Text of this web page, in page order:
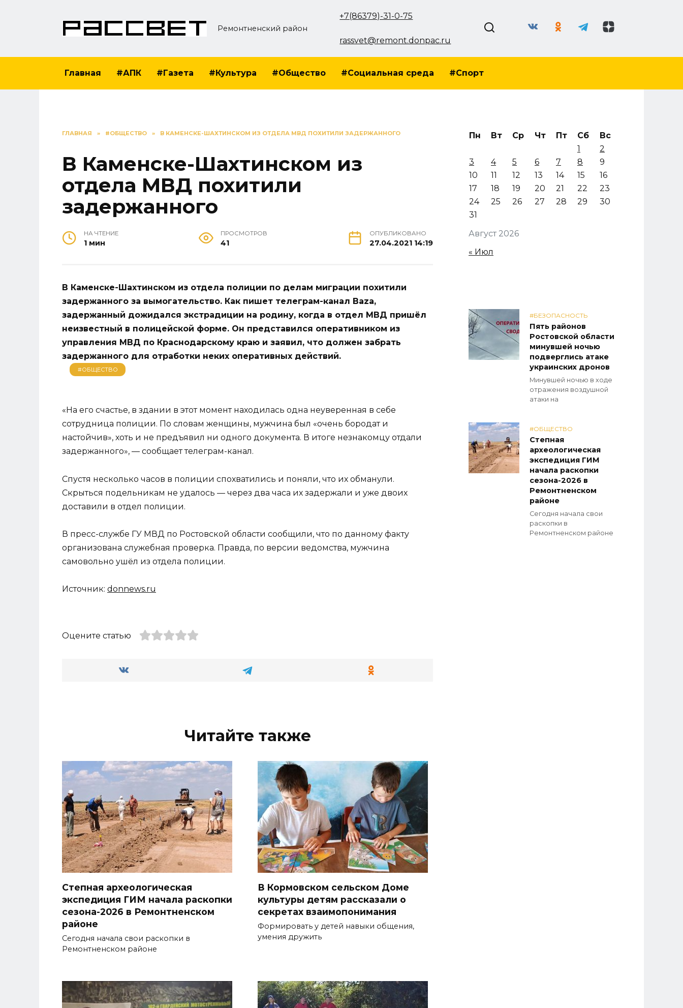
Ремонтненский район
+7(86379)-31-0-75
rassvet@remont.donpac.ru
Главная #АПК #Газета #Культура #Общество #Социальная среда #Спорт
ГЛАВНАЯ » #ОБЩЕСТВО » В КАМЕНСКЕ-ШАХТИНСКОМ ИЗ ОТДЕЛА МВД ПОХИТИЛИ ЗАДЕРЖАННОГО
В Каменске-Шахтинском из
отдела МВД похитили
задержанного
НА ЧТЕНИЕ
1 мин
ПРОСМОТРОВ
41
ОПУБЛИКОВАНО
27.04.2021 14:19
В Каменске-Шахтинском из отдела полиции по делам миграции похитили
задержанного за вымогательство. Как пишет телеграм-канал Baza,
задержанный дожидался экстрадиции на родину, когда в отдел МВД пришёл
неизвестный в полицейской форме. Он представился оперативником из
управления МВД по Краснодарскому краю и заявил, что должен забрать
задержанного для отработки неких оперативных действий.
#ОБЩЕСТВО
«На его счастье, в здании в этот момент находилась одна неуверенная в себе
сотрудница полиции. По словам женщины, мужчина был «очень бородат и
настойчив», хоть и не предъявил ни одного документа. В итоге незнакомцу отдали
задержанного», — сообщает телеграм-канал.
Спустя несколько часов в полиции спохватились и поняли, что их обманули.
Скрыться подельникам не удалось — через два часа их задержали и уже двоих
доставили в отдел полиции.
В пресс-службе ГУ МВД по Ростовской области сообщили, что по данному факту
организована служебная проверка. Правда, по версии ведомства, мужчина
самовольно ушёл из отдела полиции.
Источник: donnews.ru
Оцените статью
Читайте также
Степная археологическая
экспедиция ГИМ начала раскопки
сезона-2026 в Ремонтненском
районе
Сегодня начала свои раскопки в
Ремонтненском районе
В Кормовском сельском Доме
культуры детям рассказали о
секретах взаимопонимания
Формировать у детей навыки общения,
умения дружить
Август 2026
Пн Вт Ср Чт Пт Сб
Вс
1
2
3
4 5 6 7 8
9
10
11 12 13 14 15
16
17
18 19 20 21 22
23
24
25 26 27 28 29
30
31
« Июл
#БЕЗОПАСНОСТЬ
Пять районов
Ростовской области
минувшей ночью
подверглись атаке
украинских дронов
Минувшей ночью в ходе
отражения воздушной
атаки на
#ОБЩЕСТВО
Степная
археологическая
экспедиция ГИМ
начала раскопки
сезона-2026 в
Ремонтненском
районе
Сегодня начала свои
раскопки в
Ремонтненском районе